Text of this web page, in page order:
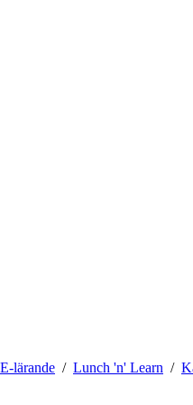
E-lärande Lunch 'n' Learn